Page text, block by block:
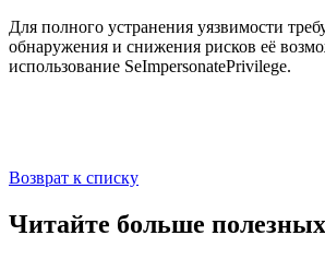
Для полного устранения уязвимости
обнаружения и снижения рисков её
использование SeImpersonatePrivilege.
Возврат к списку
Читайте больше